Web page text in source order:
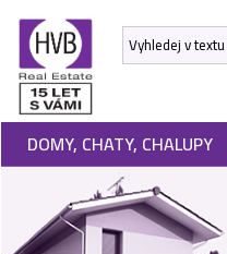
DOMY, CHATY, CHALUPY
ÚVODNÍ
STRÁNKA
NEMOVITOSTI
DEVELOPERSKÉ
PROJEKTY